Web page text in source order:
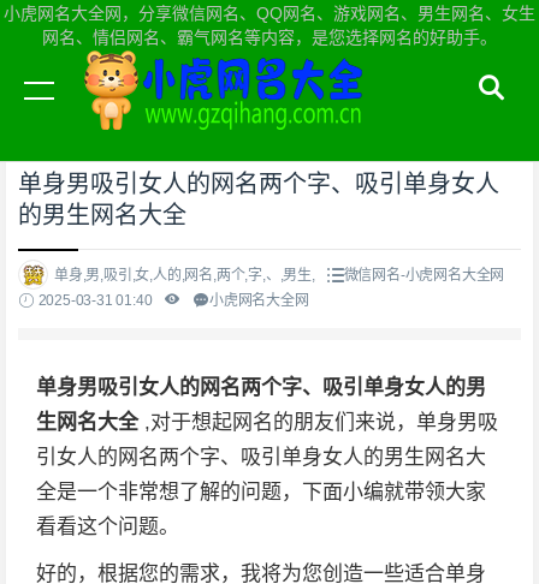
小虎网名大全网，分享微信网名、QQ网名、游戏网名、男生网名、女生
网名、情侣网名、霸气网名等内容，是您选择网名的好助手。
当前位置：小虎网名大全网首页>微信网名
单身男吸引女人的网名两个字、吸引单身女人
的男生网名大全
单身,男,吸引,女,人的,网名,两个,字,、,男生,
微信网名-小虎网名大全网
2025-03-31 01:40
小虎网名大全网
单身男吸引女人的网名两个字、吸引单身女人的男
生网名大全 ,对于想起网名的朋友们来说，单身男吸
引女人的网名两个字、吸引单身女人的男生网名大
全是一个非常想了解的问题，下面小编就带领大家
看看这个问题。
好的，根据您的需求，我将为您创造一些适合单身